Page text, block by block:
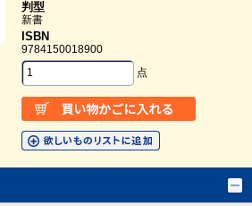
判型
新書
ISBN
9784150018900
点